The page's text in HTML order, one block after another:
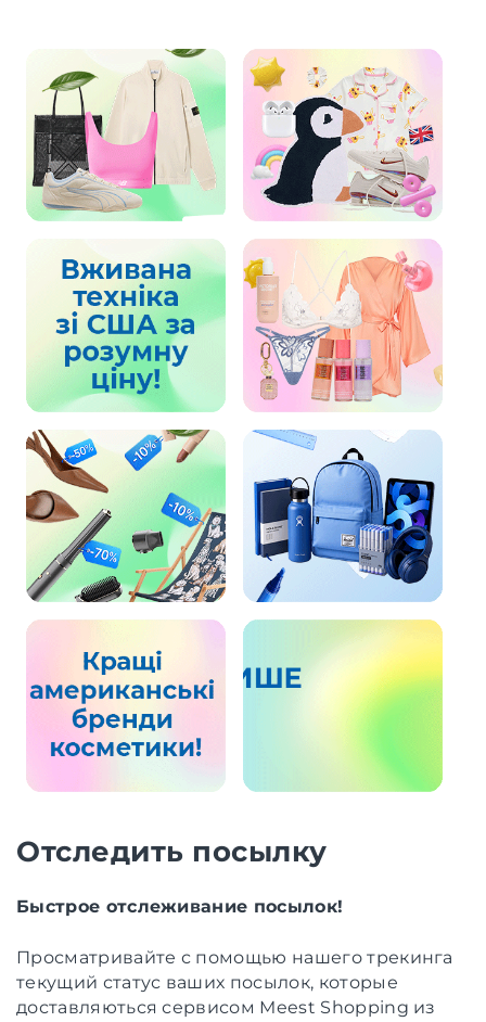
Отследить посылку
Быстрое отслеживание посылок!
Просматривайте с помощью нашего трекинга
текущий статус ваших посылок, которые
доставляються сервисом Meest Shopping из